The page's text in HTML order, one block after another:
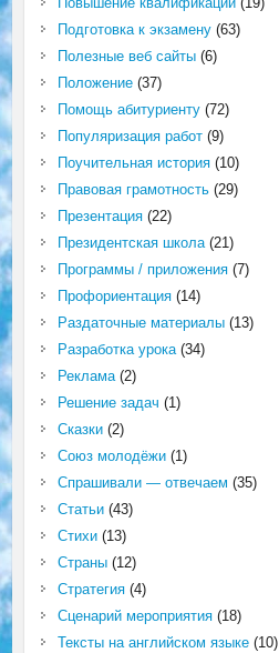
Подготовка к экзамену(63)
Полезные веб сайты(6)
Положение(37)
Помощь абитуриенту(72)
Популяризация работ(9)
Поучительная история(10)
Правовая грамотность(29)
Презентация(22)
Президентская школа(21)
Программы / приложения(7)
Профориентация(14)
Раздаточные материалы(13)
Разработка урока(34)
Реклама(2)
Решение задач (1)
Сказки(2)
Союз молодёжи(1)
Спрашивали — отвечаем (35)
Статьи(43)
Стихи(13)
Страны(12)
Стратегия(4)
Сценарий мероприятия(18)
Тексты на английском языке(10)